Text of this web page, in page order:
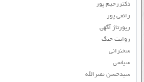
دکتررحیم پور
رائفی پور
رپورتاژ آگهی
روایت جنگ
سخنرانی
سیاسی
سیدحسن نصرالله